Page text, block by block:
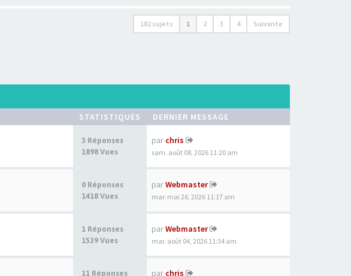
182 sujets 1 2 3 4 Suivante
STATISTIQUES DERNIER MESSAGE
3 Réponses
1898 Vues
par chris
sam. août 08, 2026 11:20 am
0 Réponses
1418 Vues
parWebmaster
mar. mai 26, 2026 11:17 am
1 Réponses
1539 Vues
parWebmaster
mar. août 04, 2026 11:34 am
11 Réponses
par chris